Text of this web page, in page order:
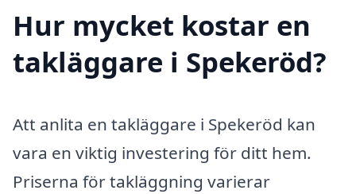
Hur mycket kostar en
takläggare i Spekeröd?
Att anlita en takläggare i Spekeröd kan
vara en viktig investering för ditt hem.
Priserna för takläggning varierar